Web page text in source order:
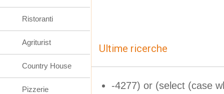
Ultime ricerche
-4277) or (select (case
Ristoranti
Agriturist
Country House
Pizzerie